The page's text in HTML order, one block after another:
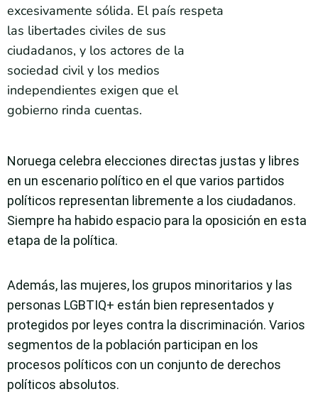
excesivamente sólida. El país respeta
las libertades civiles de sus
ciudadanos, y los actores de la
sociedad civil y los medios
independientes exigen que el
gobierno rinda cuentas.
Noruega celebra elecciones directas justas y libres
en un escenario político en el que varios partidos
políticos representan libremente a los ciudadanos.
Siempre ha habido espacio para la oposición en esta
etapa de la política.
Además, las mujeres, los grupos minoritarios y las
personas LGBTIQ+ están bien representados y
protegidos por leyes contra la discriminación. Varios
segmentos de la población participan en los
procesos políticos con un conjunto de derechos
políticos absolutos.